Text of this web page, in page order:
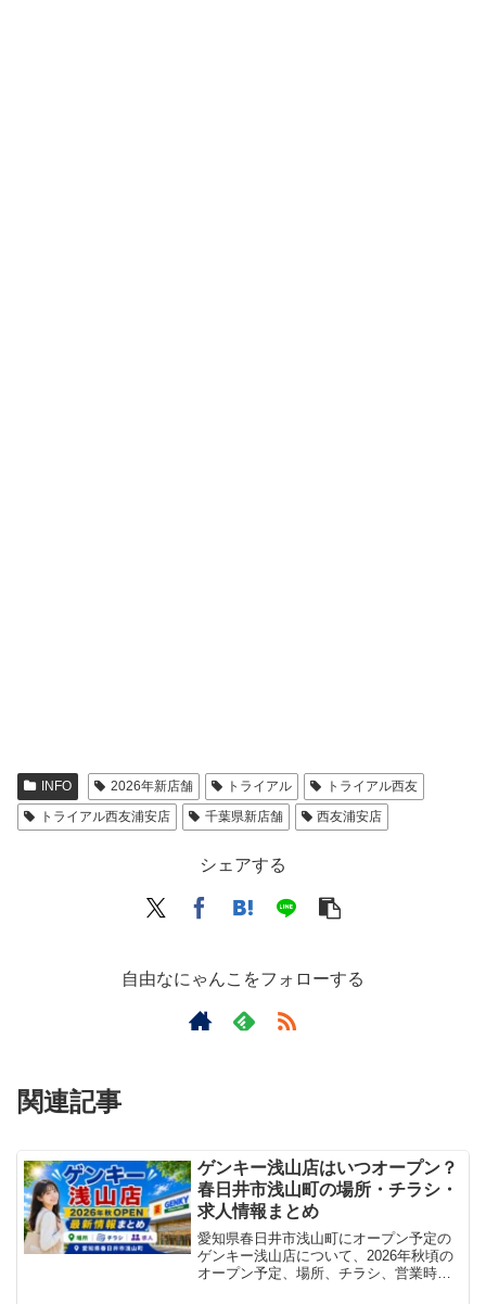
INFO 2026年新店舗 トライアル
トライアル西友
トライアル西友浦安店
千葉県新店舗 西友浦安店
シェアする
自由なにゃんこをフォローする
関連記事
ゲンキー浅山店はいつオープン？
春日井市浅山町の場所・チラシ・
求人情報まとめ
愛知県春日井市浅山町にオープン予定の
ゲンキー浅山店について、2026年秋頃の
オープン予定、場所、チラシ、営業時